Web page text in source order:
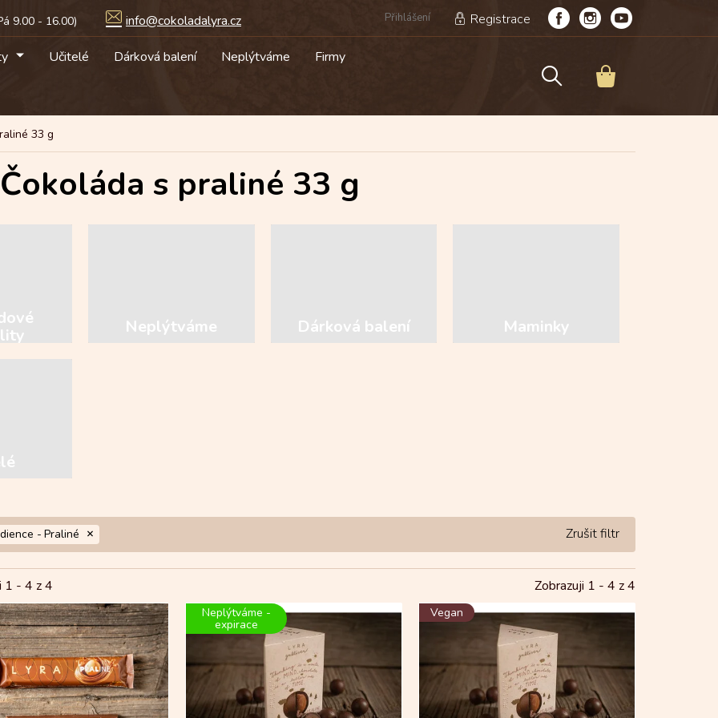
info@cokoladalyra.cz Přihlášení Registrace
NÁKUPNÍ
Učitelé Dárková balení Neplýtváme Firmy
33 g
Čokoláda s praliné 33 g
Neplýtváme Dárková balení Maminky
- Praliné
1 - 4 z 4 Zobrazuji 1 - 4 z 4
Neplýtváme -
expirace
Vegan